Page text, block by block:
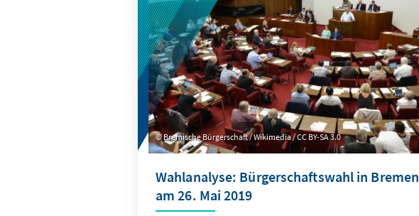
Bremische Bürgerschaft / Wikimedia / CC BY-SA 3.0
Wahlanalyse: Bürgerschaftswahl in Bremen
am 26. Mai 2019